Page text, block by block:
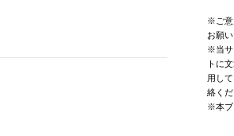
※ご意
お願
※当サ
トに
用し
絡く
※本ブ